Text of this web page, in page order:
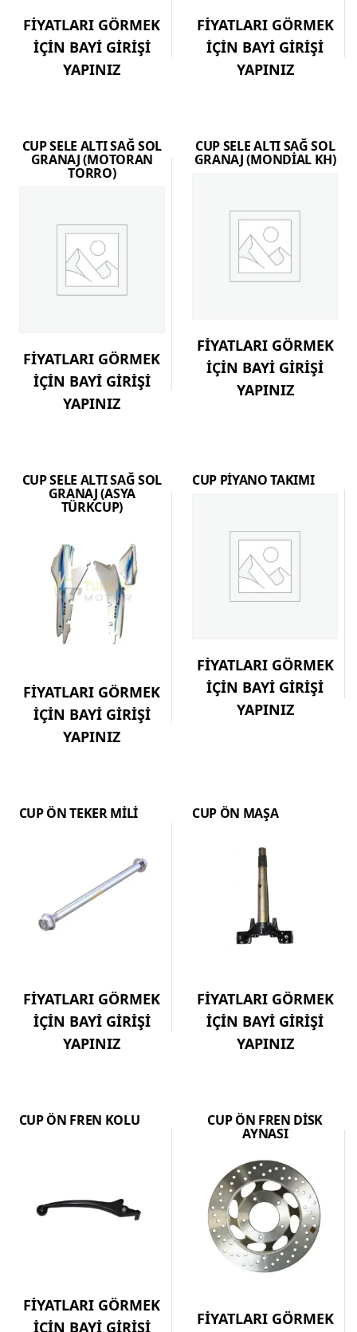
FİYATLARI GÖRMEK
İÇİN BAYİ GİRİŞİ
YAPINIZ
FİYATLARI GÖRMEK
İÇİN BAYİ GİRİŞİ
YAPINIZ
CUP SELE ALTI SAĞ SOL
GRANAJ (MOTORAN
TORRO)
FİYATLARI GÖRMEK
İÇİN BAYİ GİRİŞİ
YAPINIZ
CUP SELE ALTI SAĞ SOL
GRANAJ (MONDİAL KH)
FİYATLARI GÖRMEK
İÇİN BAYİ GİRİŞİ
YAPINIZ
CUP SELE ALTI SAĞ SOL
GRANAJ (ASYA
TÜRKCUP)
FİYATLARI GÖRMEK
İÇİN BAYİ GİRİŞİ
YAPINIZ
CUP PİYANO TAKIMI
FİYATLARI GÖRMEK
İÇİN BAYİ GİRİŞİ
YAPINIZ
CUP ÖN TEKER MİLİ
FİYATLARI GÖRMEK
İÇİN BAYİ GİRİŞİ
YAPINIZ
CUP ÖN MAŞA
FİYATLARI GÖRMEK
İÇİN BAYİ GİRİŞİ
YAPINIZ
CUP ÖN FREN KOLU
FİYATLARI GÖRMEK
İÇİN BAYİ GİRİŞİ
CUP ÖN FREN DİSK
AYNASI
FİYATLARI GÖRMEK